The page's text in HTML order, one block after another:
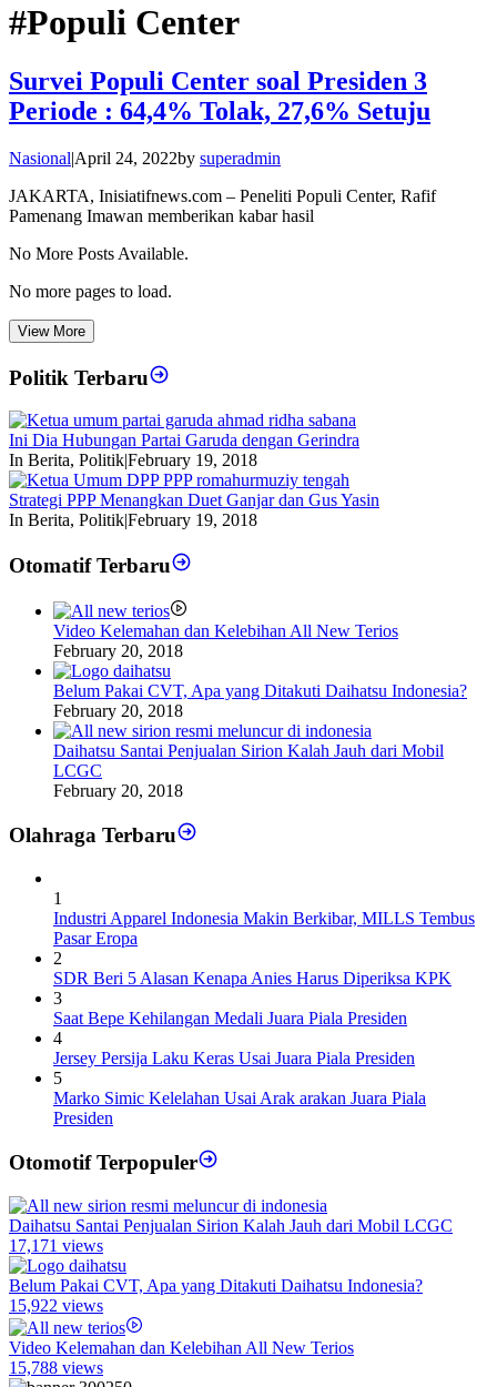
#Populi Center
Survei Populi Center soal Presiden 3
Periode : 64,4% Tolak, 27,6% Setuju
Nasional|April 24, 2022by superadmin
JAKARTA, Inisiatifnews.com – Peneliti Populi Center, Rafif
Pamenang Imawan memberikan kabar hasil
No More Posts Available.
No more pages to load.
View More
Politik Terbaru
Ini Dia Hubungan Partai Garuda dengan Gerindra
In Berita, Politik|February 19, 2018
Strategi PPP Menangkan Duet Ganjar dan Gus Yasin
In Berita, Politik|February 19, 2018
Otomatif Terbaru
Video Kelemahan dan Kelebihan All New Terios
February 20, 2018
Belum Pakai CVT, Apa yang Ditakuti Daihatsu Indonesia?
February 20, 2018
Daihatsu Santai Penjualan Sirion Kalah Jauh dari Mobil
LCGC
February 20, 2018
Olahraga Terbaru
1
Industri Apparel Indonesia Makin Berkibar, MILLS Tembus
Pasar Eropa
2
SDR Beri 5 Alasan Kenapa Anies Harus Diperiksa KPK
3
Saat Bepe Kehilangan Medali Juara Piala Presiden
4
Jersey Persija Laku Keras Usai Juara Piala Presiden
5
Marko Simic Kelelahan Usai Arak arakan Juara Piala
Presiden
Otomotif Terpopuler
Daihatsu Santai Penjualan Sirion Kalah Jauh dari Mobil LCGC
17,171 views
Belum Pakai CVT, Apa yang Ditakuti Daihatsu Indonesia?
15,922 views
Video Kelemahan dan Kelebihan All New Terios
15,788 views